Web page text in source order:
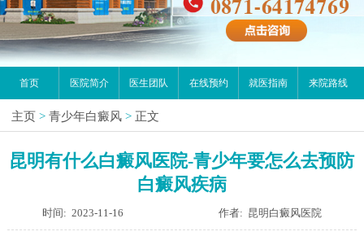
首页 医院简介 医生团队 在线预约 就医指南 来院路线
主页 > 青少年白癜风 > 正文
昆明有什么白癜风医院-青少年要怎么去预防
白癜风疾病
时间: 2023-11-16 作者: 昆明白癜风医院